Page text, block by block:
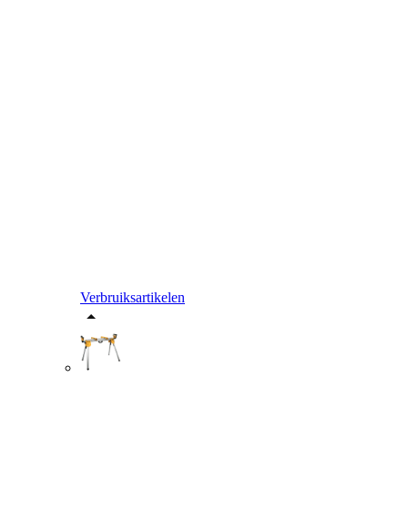
Verbruiksartikelen